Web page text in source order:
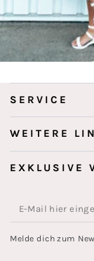
SERVICE
WEITERE
EXKLUSIVE
E-
Mail
Melde dich zum